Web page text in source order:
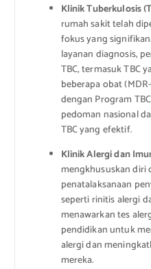
Klinik Tuberkulosis
rumah sakit telah
fokus yang
layanan diagnosis,
TBC, termasuk TBC
beberapa obat
dengan Program
pedoman nasional
TBC yang efektif.
Klinik Alergi dan
mengkhususkan diri
penatalaksanaan
seperti rinitis alergi
menawarkan tes
pendidikan untuk
alergi dan
mereka.